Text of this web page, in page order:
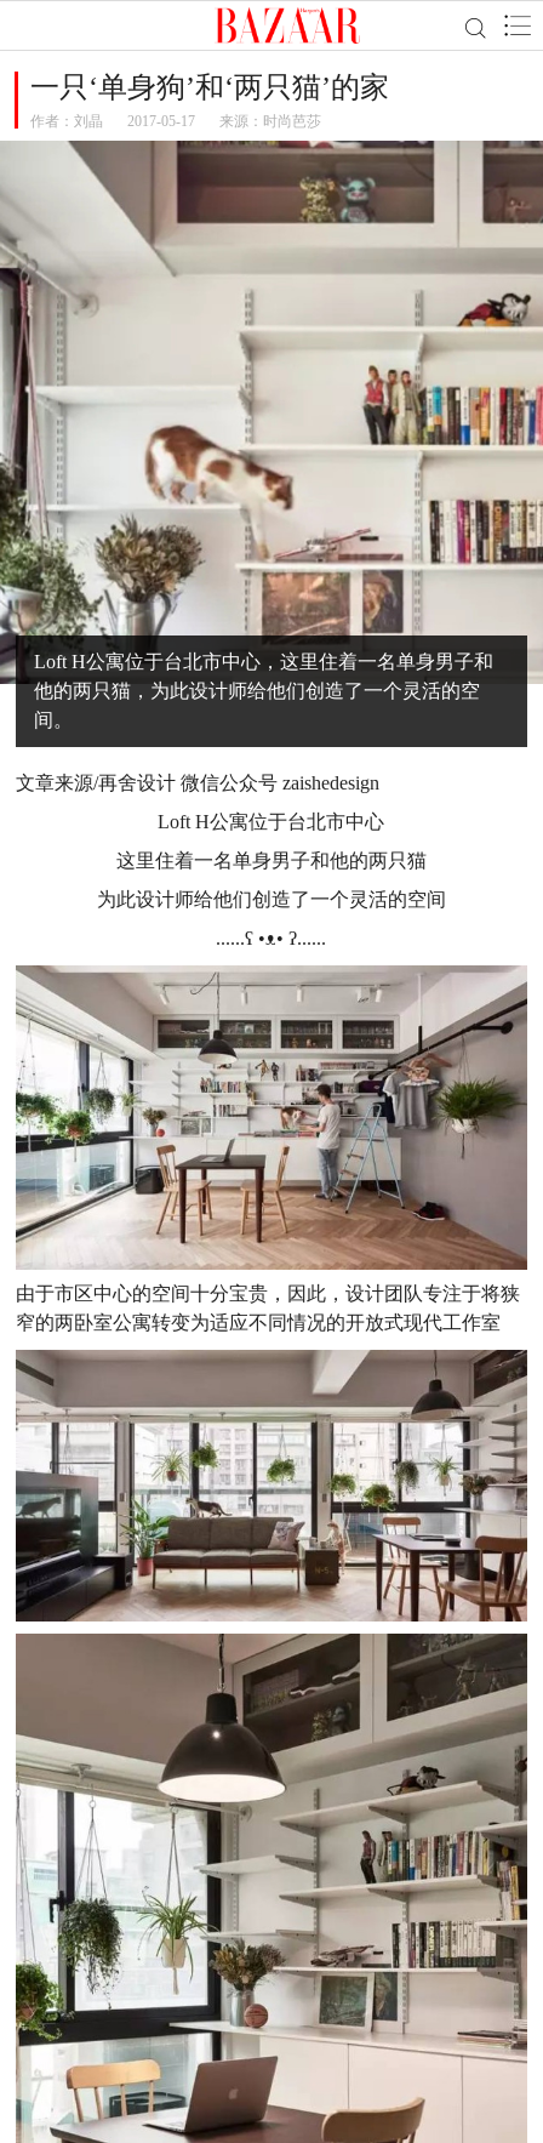
一只‘单身狗’和‘两只猫’的家
作者： 刘晶 2017-05-17 来源：时尚芭莎
Loft H公寓位于台北市中心，这里住着一名单身男子和
他的两只猫，为此设计师给他们创造了一个灵活的空
间。
文章来源/再舍设计 微信公众号 zaishedesign
Loft H公寓位于台北市中心
这里住着一名单身男子和他的两只猫
为此设计师给他们创造了一个灵活的空间
......ʕ •ᴥ• ʔ......
由于市区中心的空间十分宝贵，因此，设计团队专注于将狭
窄的两卧室公寓转变为适应不同情况的开放式现代工作室